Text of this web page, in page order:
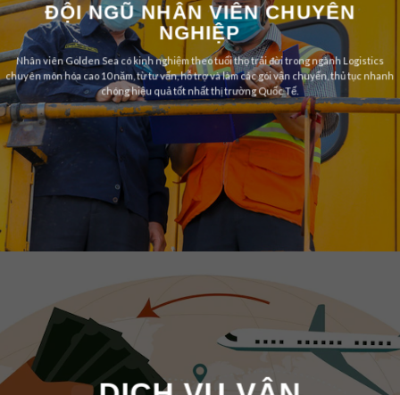
ĐỘI NGŨ NHÂN VIÊN CHUYÊN
NGHIỆP
Nhân viên Golden Sea có kinh nghiệm theo tuổi thọ trải đời trong ngành Logistics
chuyên môn hóa cao 10 năm, từ tư vấn, hỗ trợ và làm các gói vận chuyển, thủ tục nhanh
chóng hiệu quả tốt nhất thị trường Quốc Tế.